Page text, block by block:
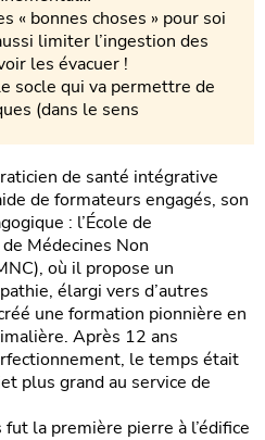
« bonnes choses » pour soi
limiter l’ingestion des
les évacuer !
socle qui va permettre de
(dans le sens
de santé intégrative
de formateurs engagés, son
: l’École de
Médecines Non
où il propose un
élargi vers d’autres
une formation pionnière en
Après 12 ans
le temps était
plus grand au service de
la première pierre à l’édifice